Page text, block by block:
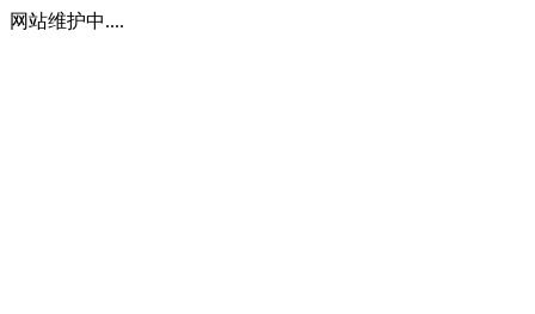
网站维护中....